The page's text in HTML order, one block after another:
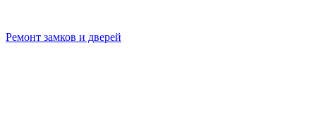
Ремонт замков и дверей